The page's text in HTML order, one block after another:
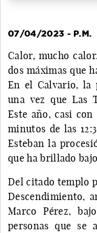
07/04/2023 - P.M.
Calor, mucho
dos máximas que
En el Calvario, la
una vez que Las
Este año, casi
minutos de las
Esteban la
que ha brillado
Del citado templo
Descendimiento,
Marco Pérez,
personas que se